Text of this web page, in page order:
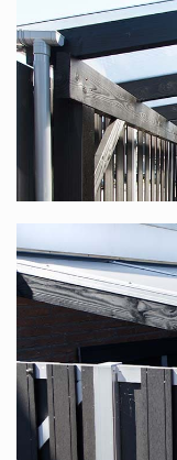
Unterkonstruktion
nach Maß
Douglasienholz
Polycarbonat-
verschiedenen
Dieses
Maßen an. Die
12,06 m (dank
stufenlos), die
3,5 m, 4 m, 4,5 m
Wahl zwischen
Bedenken Sie,
an einem Tisch
3,5 m wählen sollten.